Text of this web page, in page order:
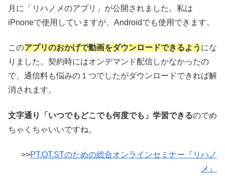
月に「リハノメのアプリ」が公開されました。私は
iPnoneで使用していますが、Androidでも使用できます。
このアプリのおかげで動画をダウンロードできるよう にな
りました。契約時にはオンデマンド配信しかなかったの
で、通信料も悩みの１つでしたがダウンロードできれば解
消されます。
文字通り「いつでもどこでも何度でも」学習できるのでめ
ちゃくちゃいいですね。
>>PT.OT.STのための総合オンラインセミナー『リハノ
メ』